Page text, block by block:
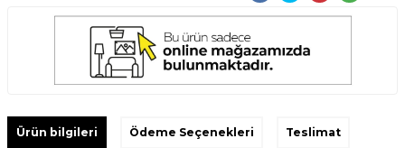
Ürün bilgileri Ödeme Seçenekleri Teslimat